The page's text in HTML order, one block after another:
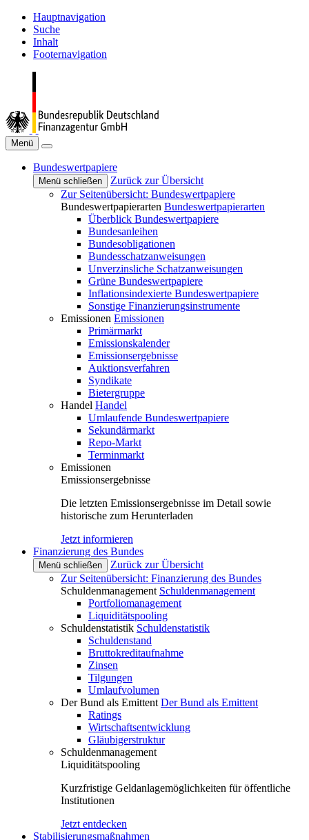
Hauptnavigation
Suche
Inhalt
Footernavigation
Menü
Bundeswertpapiere
Menü schließen
Zurück zur Übersicht
Zur Seitenübersicht: Bundeswertpapiere
Bundeswertpapierarten Bundeswertpapierarten
Überblick Bundeswertpapiere
Bundesanleihen
Bundesobligationen
Bundesschatzanweisungen
Unverzinsliche Schatzanweisungen
Grüne Bundeswertpapiere
Inflationsindexierte Bundeswertpapiere
Sonstige Finanzierungsinstrumente
Emissionen Emissionen
Primärmarkt
Emissionskalender
Emissionsergebnisse
Auktionsverfahren
Syndikate
Bietergruppe
Handel Handel
Umlaufende Bundeswertpapiere
Sekundärmarkt
Repo-Markt
Terminmarkt
Emissionen
Emissionsergebnisse
Die letzten Emissionsergebnisse im Detail sowie
historische zum Herunterladen
Jetzt informieren
Finanzierung des Bundes
Menü schließen
Zurück zur Übersicht
Zur Seitenübersicht: Finanzierung des Bundes
Schuldenmanagement Schuldenmanagement
Portfoliomanagement
Liquiditätspooling
Schuldenstatistik Schuldenstatistik
Schuldenstand
Bruttokreditaufnahme
Zinsen
Tilgungen
Umlaufvolumen
Der Bund als Emittent Der Bund als Emittent
Ratings
Wirtschaftsentwicklung
Gläubigerstruktur
Schuldenmanagement
Liquiditätspooling
Kurzfristige Geldanlagemöglichkeiten für öffentliche
Institutionen
Jetzt entdecken
Stabilisierungsmaßnahmen